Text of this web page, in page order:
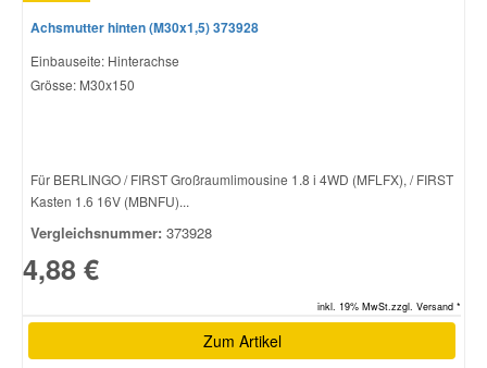
Achsmutter hinten (M30x1,5) 373928
Einbauseite: Hinterachse
Grösse: M30x150
Für BERLINGO / FIRST Großraumlimousine 1.8 i 4WD (MFLFX), / FIRST
Kasten 1.6 16V (MBNFU)...
Vergleichsnummer: 373928
4,88 €
inkl. 19% MwSt.zzgl. Versand *
Zum Artikel